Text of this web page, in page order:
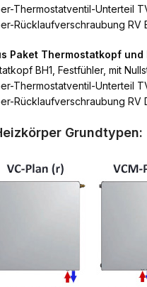
Thermostatventil-Unterteil
Rücklaufverschraubung RV
Paket Thermostatkopf
BH1, Festfühler, mit
Thermostatventil-Unterteil
Rücklaufverschraubung RV
Grundtypen: